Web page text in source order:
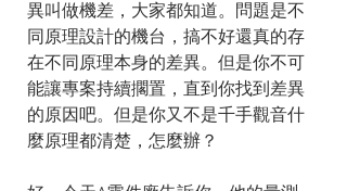
異叫做機差，大家都知道。問題是不
同原理設計的機台，搞不好還真的存
在不同原理本身的差異。但是你不可
能讓專案持續擱置，直到你找到差異
的原因吧。但是你又不是千手觀音什
麼原理都清楚，怎麼辦？